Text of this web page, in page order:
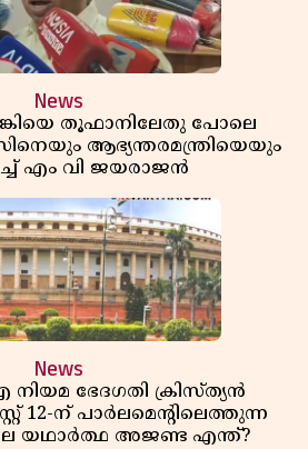
News
തൂഫാനിലേതു പോലെ
ആഭ്യന്തരമന്ത്രിയെയും
എം വി ജയരാജൻ
News
ഭേദഗതി ക്രിസ്ത്യൻ
12-ന് പാർലമെന്റിലെത്തുന്ന
യഥാർത്ഥ അജണ്ട എന്ത്?